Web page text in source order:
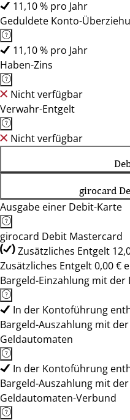
11,10 % pro Jahr
Geduldete Konto-
11,10 % pro Jahr
Haben-Zins
Nicht verfügbar
Verwahr-Entgelt
Nicht verfügbar
girocard
Ausgabe einer Debit-Karte
girocard Debit Mastercard
Zusätzliches Entgelt
Zusätzliches Entgelt 0,00 €
Bargeld-Einzahlung mit
In der Kontoführung
Bargeld-Auszahlung mit
Geldautomaten
In der Kontoführung
Bargeld-Auszahlung mit
Geldautomaten-Verbund